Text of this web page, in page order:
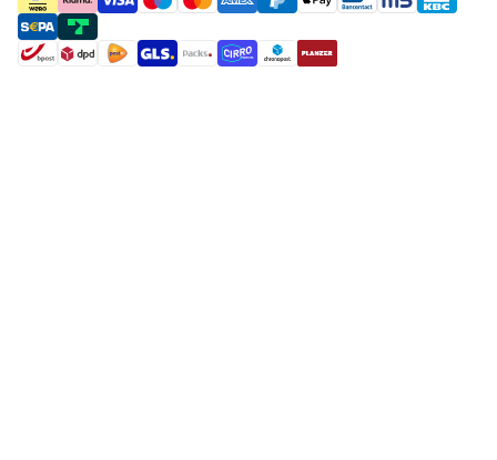
payment methods
shipment methods